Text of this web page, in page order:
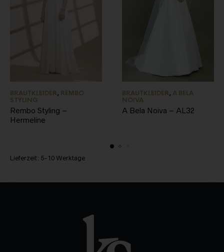
BRAUTKLEIDER, REMBO
STYLING
Rembo Styling –
Hermeline
BRAUTKLEIDER, A BELA
NOIVA
A Bela Noiva – AL32
Lieferzeit: 5-10 Werktage